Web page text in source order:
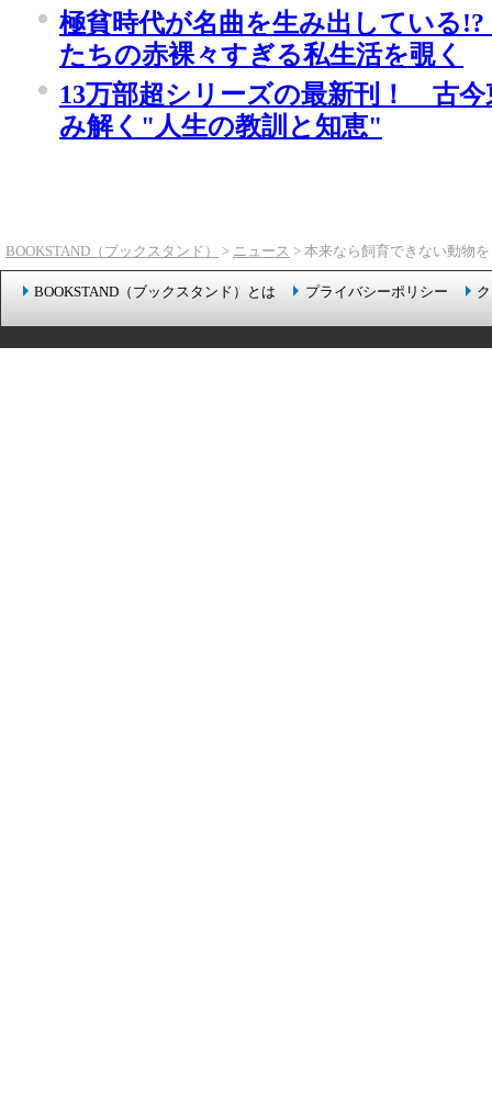
極貧時代が名曲を生み出している
たちの赤裸々すぎる私生活を覗く
13万部超シリーズの最新刊！ 古今
み解く"人生の教訓と知恵"
BOOKSTAND（ブックスタンド） > ニュース > 本来なら飼育できない動物
BOOKSTAND（ブックスタンド）とは プライバシーポリシー